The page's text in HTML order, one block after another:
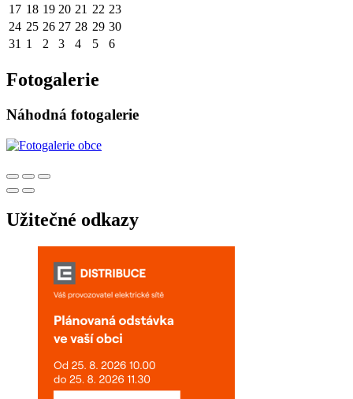
17 18 19 20 21 22 23
24 25 26 27 28 29 30
31 1 2 3 4 5 6
Fotogalerie
Náhodná fotogalerie
Užitečné odkazy